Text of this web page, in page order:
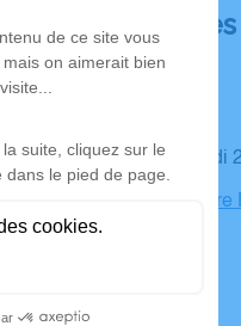
Déroulé
Le vendredi
Église